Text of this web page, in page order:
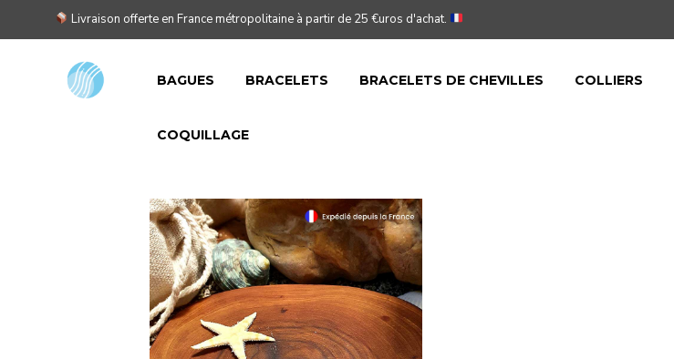
Livraison offerte en France métropolitaine à partir de 25 €uros d'achat.
BAGUES BRACELETS BRACELETS DE CHEVILLES COLLIERS
COQUILLAGE